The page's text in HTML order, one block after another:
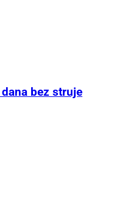
bez struje